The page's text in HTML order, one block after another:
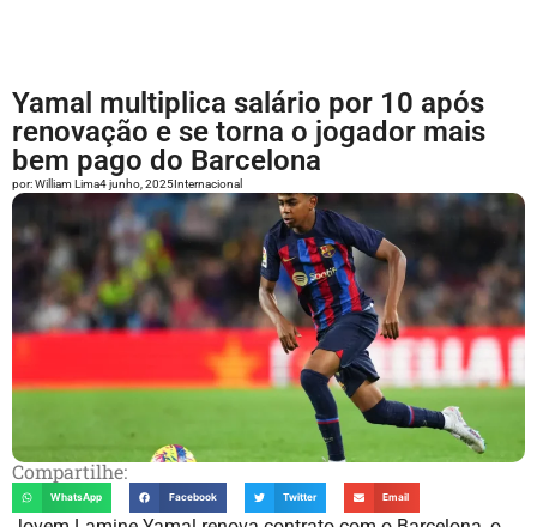
Yamal multiplica salário por 10 após
renovação e se torna o jogador mais
bem pago do Barcelona
por:William Lima4 junho, 2025 Internacional
Compartilhe:
WhatsApp Facebook Twitter Email